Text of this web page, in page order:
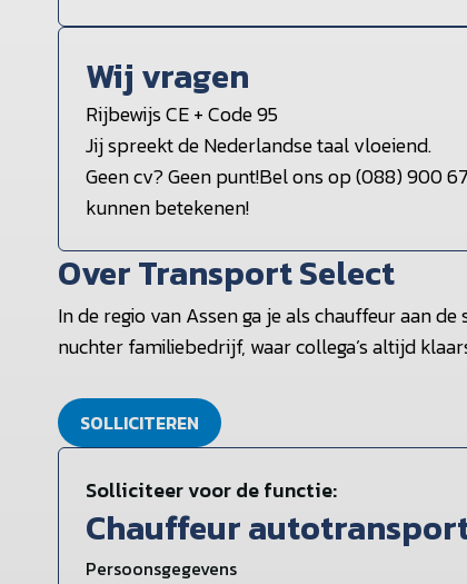
Wij vragen
Rijbewijs CE + Code 95
Jij spreekt de Nederlandse taal vloeiend.
Geen cv? Geen punt!Bel ons op (088) 900
kunnen betekenen!
Over Transport Select
In de regio van Assen ga je als chauffeur aan
nuchter familiebedrijf, waar collega’s altijd
SOLLICITEREN
Solliciteer voor de functie:
Chauffeur
Persoonsgegevens